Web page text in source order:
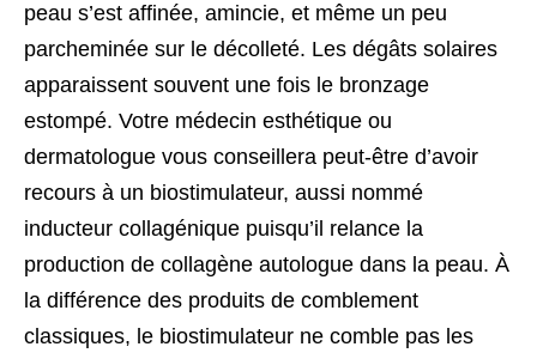
peau s’est affinée, amincie, et même un peu
parcheminée sur le décolleté. Les dégâts solaires
apparaissent souvent une fois le bronzage
estompé. Votre médecin esthétique ou
dermatologue vous conseillera peut-être d’avoir
recours à un biostimulateur, aussi nommé
inducteur collagénique puisqu’il relance la
production de collagène autologue dans la peau. À
la différence des produits de comblement
classiques, le biostimulateur ne comble pas les